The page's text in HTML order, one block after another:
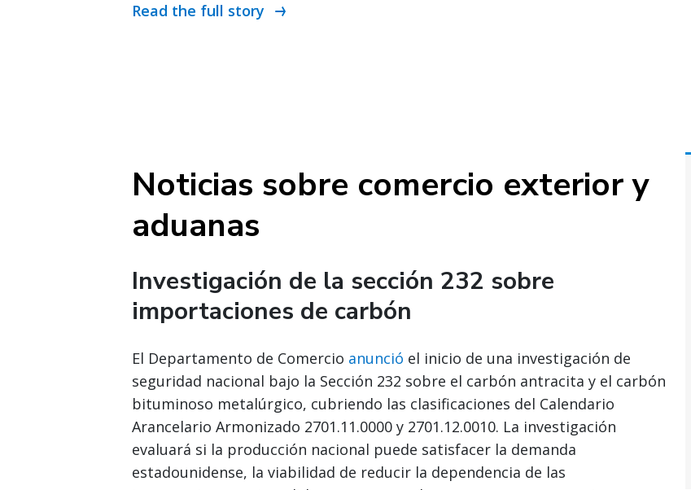
Read the full story
Noticias sobre comercio exterior y
aduanas
Investigación de la sección 232 sobre
importaciones de carbón
El Departamento de Comercio anunció el inicio de una investigación de
seguridad nacional bajo la Sección 232 sobre el carbón antracita y el carbón
bituminoso metalúrgico, cubriendo las clasificaciones del Calendario
Arancelario Armonizado 2701.11.0000 y 2701.12.0010. La investigación
evaluará si la producción nacional puede satisfacer la demanda
estadounidense, la viabilidad de reducir la dependencia de las